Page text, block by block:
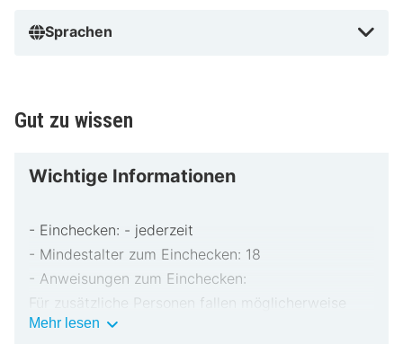
Sprachen
Gut zu wissen
Wichtige Informationen
- Einchecken: - jederzeit
- Mindestalter zum Einchecken: 18
- Anweisungen zum Einchecken:
Für zusätzliche Personen fallen möglicherweise
Gebühren an, die abhängig von den Bestimmungen
Mehr lesen Wichtige